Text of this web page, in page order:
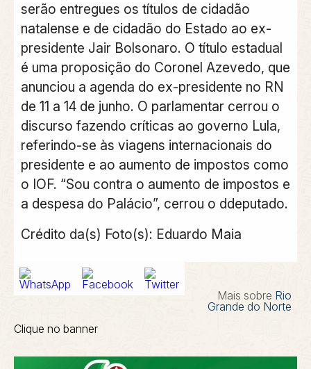
serão entregues os títulos de cidadão
natalense e de cidadão do Estado ao ex-
presidente Jair Bolsonaro. O título estadual
é uma proposição do Coronel Azevedo, que
anunciou a agenda do ex-presidente no RN
de 11 a 14 de junho. O parlamentar cerrou o
discurso fazendo críticas ao governo Lula,
referindo-se às viagens internacionais do
presidente e ao aumento de impostos como
o IOF. “Sou contra o aumento de impostos e
a despesa do Palácio”, cerrou o ddeputado.
Crédito da(s) Foto(s): Eduardo Maia
Mais sobre Rio
Grande do Norte
Clique no banner